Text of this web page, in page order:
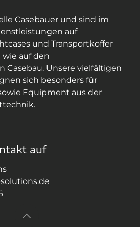
Casebauer und sind im
auf
und Transportkoffer
wie auf den
Casebau. Unsere vielfältigen
sich besonders für
Equipment aus der
auf